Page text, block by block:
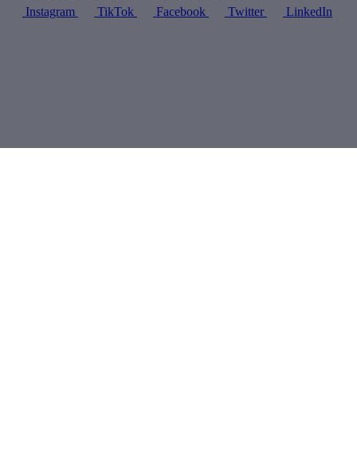
Instagram
TikTok Facebook Twitter LinkedIn